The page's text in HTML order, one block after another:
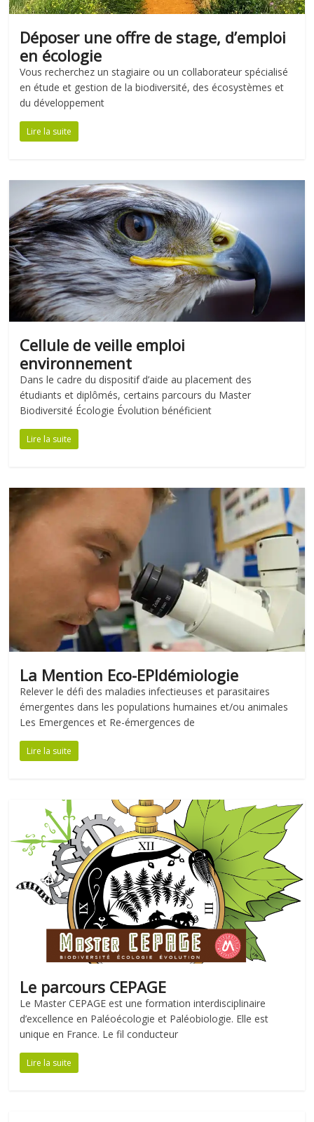
Déposer une offre de stage, d’emploi
en écologie
Vous recherchez un stagiaire ou un collaborateur spécialisé
en étude et gestion de la biodiversité, des écosystèmes et
du développement
Lire la suite
Cellule de veille emploi
environnement
Dans le cadre du dispositif d’aide au placement des
étudiants et diplômés, certains parcours du Master
Biodiversité Écologie Évolution bénéficient
Lire la suite
La Mention Eco-EPIdémiologie
Relever le défi des maladies infectieuses et parasitaires
émergentes dans les populations humaines et/ou animales
Les Emergences et Re-émergences de
Lire la suite
Le parcours CEPAGE
Le Master CEPAGE est une formation interdisciplinaire
d’excellence en Paléoécologie et Paléobiologie. Elle est
unique en France. Le fil conducteur
Lire la suite